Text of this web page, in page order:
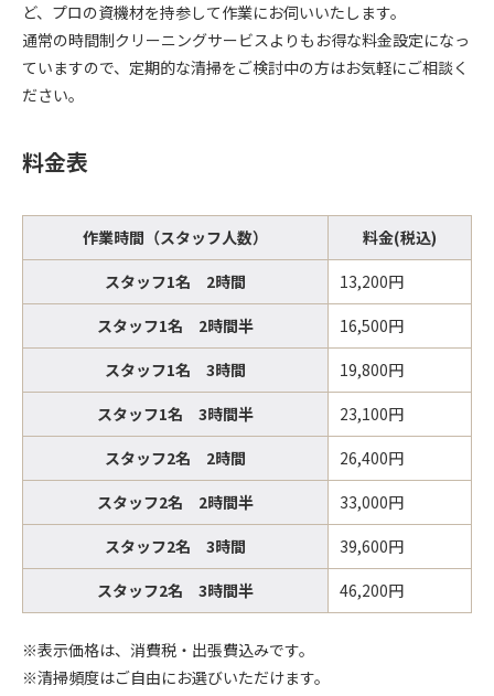
ど、プロの資機材を持参して作業にお伺いいたします。
通常の時間制クリーニングサービスよりもお得な料金設定になっ
ていますので、定期的な清掃をご検討中の方はお気軽にご相談く
ださい。
料金表
作業時間（スタッフ人数）
料金(税込)
スタッフ1名 2時間
13,200円
スタッフ1名 2時間半
16,500円
スタッフ1名 3時間
19,800円
スタッフ1名 3時間半
23,100円
スタッフ2名 2時間
26,400円
スタッフ2名 2時間半
33,000円
スタッフ2名 3時間
39,600円
スタッフ2名 3時間半
46,200円
※表示価格は、消費税・出張費込みです。
※清掃頻度はご自由にお選びいただけます。